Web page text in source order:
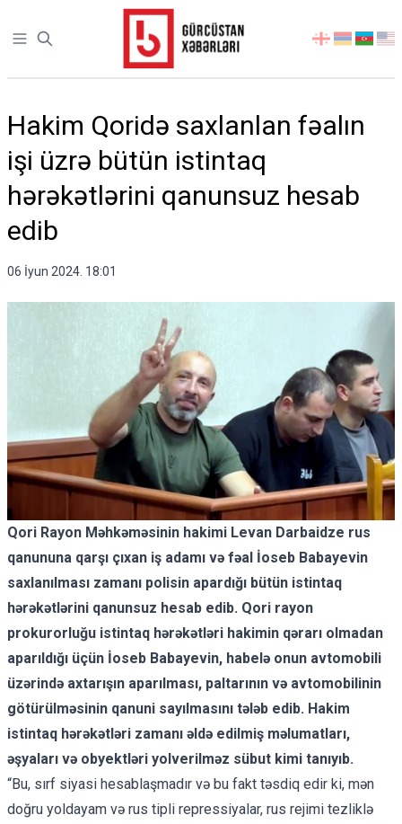
Open sidebar
აირჩიეთ
Hakim Qoridə saxlanlan fəalın
işi üzrə bütün istintaq
hərəkətlərini qanunsuz hesab
edib
06 İyun 2024. 18:01
Qori Rayon Məhkəməsinin hakimi Levan Darbaidze rus
qanununa qarşı çıxan iş adamı və fəal İoseb Babayevin
saxlanılması zamanı polisin apardığı bütün istintaq
hərəkətlərini qanunsuz hesab edib. Qori rayon
prokurorluğu istintaq hərəkətləri hakimin qərarı olmadan
aparıldığı üçün İoseb Babayevin, habelə onun avtomobili
üzərində axtarışın aparılması, paltarının və avtomobilinin
götürülməsinin qanuni sayılmasını tələb edib. Hakim
istintaq hərəkətləri zamanı əldə edilmiş məlumatları,
əşyaları və obyektləri yolverilməz sübut kimi tanıyıb.
“Bu, sırf siyasi hesablaşmadır və bu fakt təsdiq edir ki, mən
doğru yoldayam və rus tipli repressiyalar, rus rejimi tezliklə